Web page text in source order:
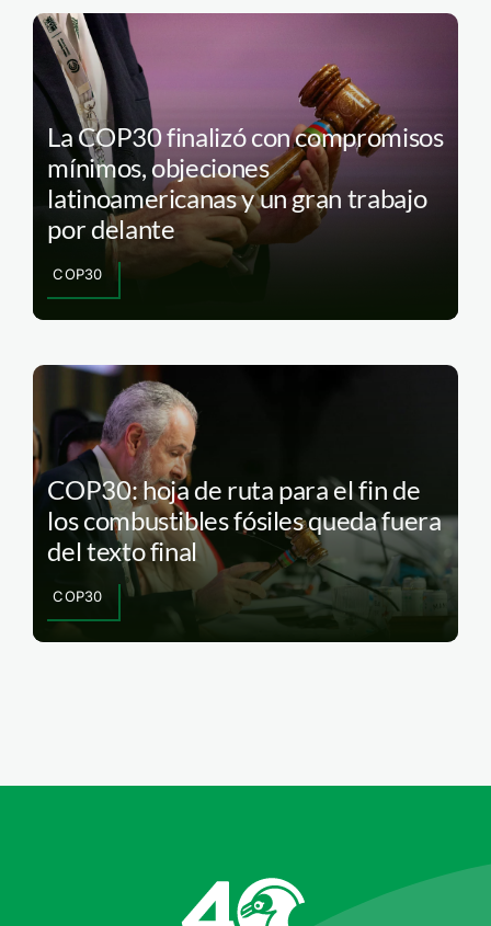
La COP30 finalizó con compromisos
mínimos, objeciones
latinoamericanas y un gran trabajo
por delante
COP30
COP30: hoja de ruta para el fin de
los combustibles fósiles queda fuera
del texto final
COP30